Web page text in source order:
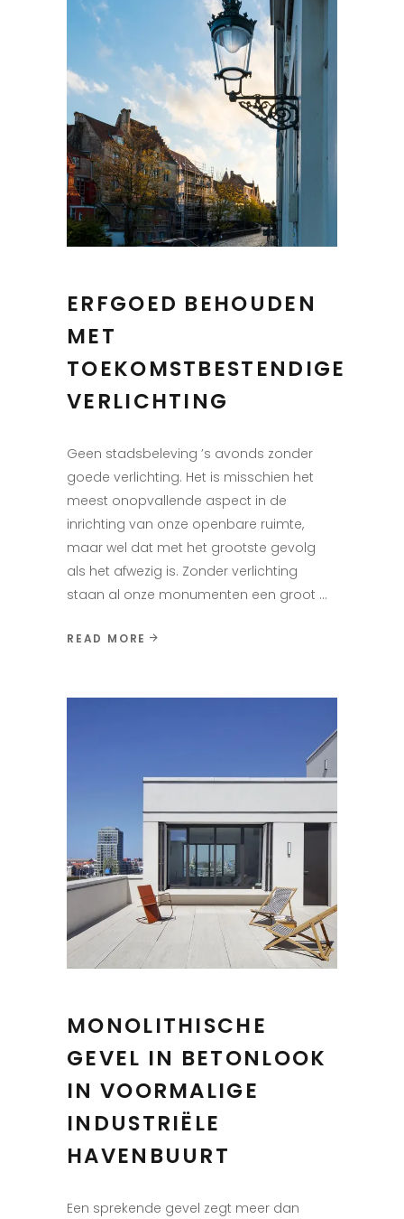
ERFGOED BEHOUDEN
MET
TOEKOMSTBESTENDIGE
VERLICHTING
Geen stadsbeleving ’s avonds zonder
goede verlichting. Het is misschien het
meest onopvallende aspect in de
inrichting van onze openbare ruimte,
maar wel dat met het grootste gevolg
als het afwezig is. Zonder verlichting
staan al onze monumenten een groot
READ MORE
MONOLITHISCHE
GEVEL IN BETONLOOK
IN VOORMALIGE
INDUSTRIËLE
HAVENBUURT
Een sprekende gevel zegt meer dan